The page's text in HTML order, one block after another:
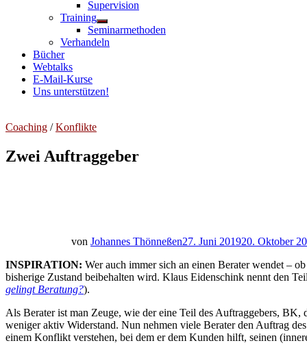
Supervision
Training
Untermenü
anzeigen
Seminarmethoden
Verhandeln
Bücher
Webtalks
E-Mail-Kurse
Uns unterstützen!
Coaching /Konflikte
Zwei Auftraggeber
von Johannes Thönneßen27. Juni 201920. Oktober
INSPIRATION: Wer auch immer sich an einen Berater wendet –
bisherige Zustand beibehalten wird. Klaus Eidenschink nennt den
gelingt Beratung?).
Als Berater ist man Zeuge, wie der eine Teil des Auftraggebers,
weniger aktiv Widerstand. Nun nehmen viele Berater den Auftrag
einem Konflikt verstehen, bei dem er dem Kunden hilft, seinen